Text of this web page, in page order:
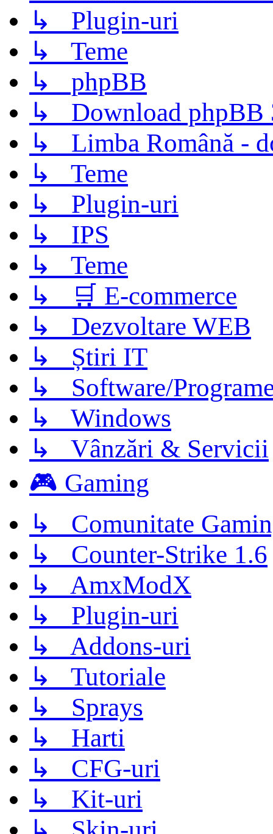
↳ Plugin-uri
↳ Teme
↳ phpBB
↳ Download phpBB
↳ Limba Română -
↳ Teme
↳ Plugin-uri
↳ IPS
↳ Teme
↳ 🛒 E-commerce
↳ Dezvoltare WEB
↳ Știri IT
↳ Software/
↳ Windows
↳ Vânzări & Servicii
🎮 Gaming
↳ Comunitate
↳ Counter-Strike 1.6
↳ AmxModX
↳ Plugin-uri
↳ Addons-uri
↳ Tutoriale
↳ Sprays
↳ Harti
↳ CFG-uri
↳ Kit-uri